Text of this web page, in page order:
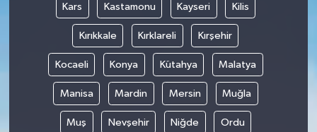
Kars Kastamonu Kayseri Kilis
Kırıkkale Kırklareli Kırşehir
Kocaeli Konya Kütahya Malatya
Manisa Mardin Mersin Muğla
Muş Nevşehir Niğde Ordu